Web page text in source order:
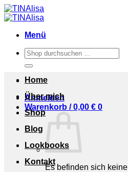
Zum
Inhalt
Menü
Suchen
nach:
Anmelden
Warenkorb /0,00 € 0
Es befinden sich
Home
Über mich
Shop
Blog
Lookbooks
Kontakt